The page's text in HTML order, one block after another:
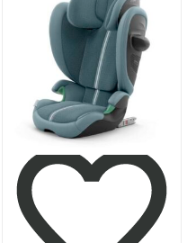
proizvod
autosjedalica
Plus